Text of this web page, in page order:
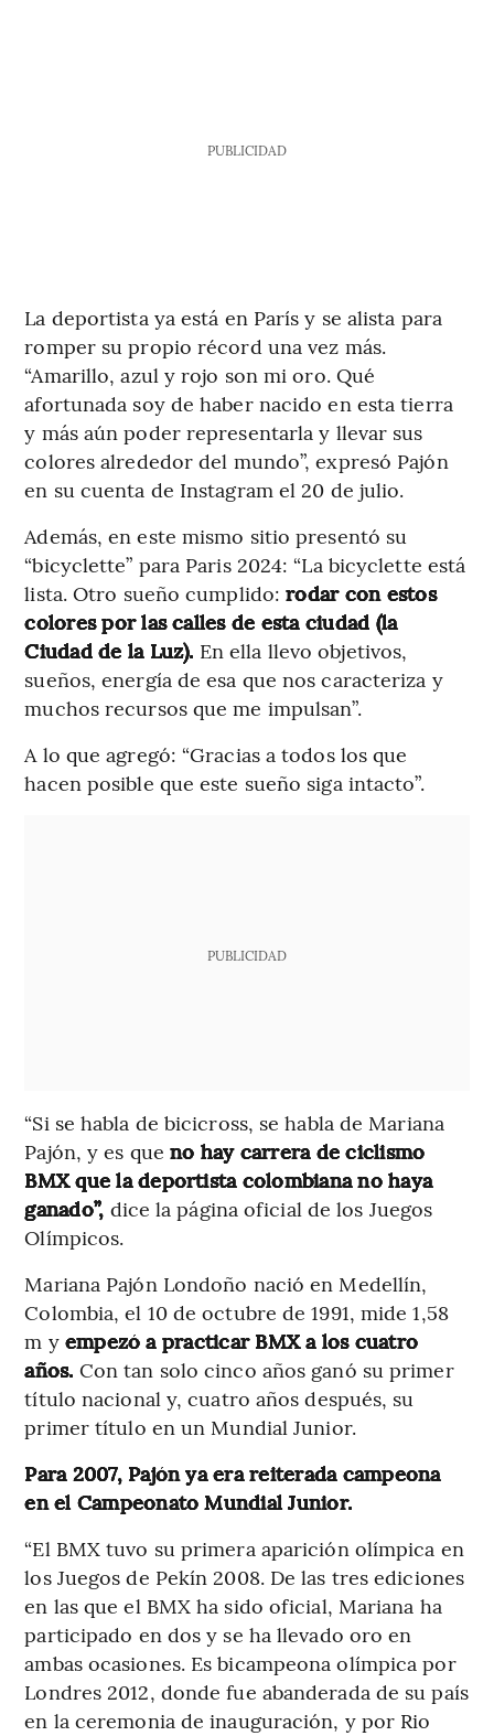
PUBLICIDAD
La deportista ya está en París y se alista para
romper su propio récord una vez más.
“Amarillo, azul y rojo son mi oro. Qué
afortunada soy de haber nacido en esta tierra
y más aún poder representarla y llevar sus
colores alrededor del mundo”, expresó Pajón
en su cuenta de Instagram el 20 de julio.
Además, en este mismo sitio presentó su
“bicyclette” para Paris 2024: “La bicyclette está
lista. Otro sueño cumplido:rodar con estos
colores por las calles de esta ciudad (la
Ciudad de la Luz). En ella llevo objetivos,
sueños, energía de esa que nos caracteriza y
muchos recursos que me impulsan”.
A lo que agregó: “Gracias a todos los que
hacen posible que este sueño siga intacto”.
PUBLICIDAD
“Si se habla de bicicross, se habla de Mariana
Pajón, y es que no hay carrera de ciclismo
BMX que la deportista colombiana no haya
ganado”, dice la página oficial de los Juegos
Olímpicos.
Mariana Pajón Londoño nació en Medellín,
Colombia, el 10 de octubre de 1991, mide 1,58
m y empezó a practicar BMX a los cuatro
años. Con tan solo cinco años ganó su primer
título nacional y, cuatro años después, su
primer título en un Mundial Junior.
Para 2007, Pajón ya era reiterada campeona
en el Campeonato Mundial Junior.
“El BMX tuvo su primera aparición olímpica en
los Juegos de Pekín 2008. De las tres ediciones
en las que el BMX ha sido oficial, Mariana ha
participado en dos y se ha llevado oro en
ambas ocasiones. Es bicampeona olímpica por
Londres 2012, donde fue abanderada de su país
en la ceremonia de inauguración, y por Rio